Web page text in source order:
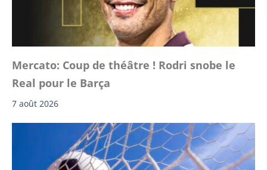
Mercato: Coup de théâtre ! Rodri snobe le
Real pour le Barça
7 août 2026